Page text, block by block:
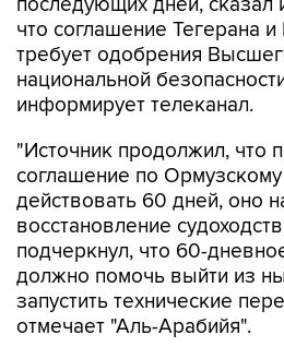
что соглашение Тегерана
требует одобрения
национальной
информирует телеканал.
"Источник продолжил, что
соглашение по
действовать 60 дней, оно
восстановление
подчеркнул, что 60-
должно помочь выйти из
запустить технические
отмечает "Аль-Арабийя".